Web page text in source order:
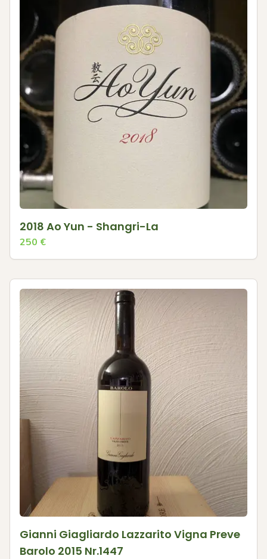
2018 Ao Yun - Shangri-La
250 €
Gianni Giagliardo Lazzarito Vigna Preve
Barolo 2015 Nr.1447